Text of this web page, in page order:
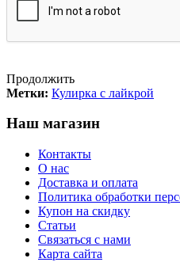
Продолжить
Метки: Кулирка с лайкрой
Наш магазин
Контакты
О нас
Доставка и оплата
Политика обработки
Купон на скидку
Статьи
Связаться с нами
Карта сайта